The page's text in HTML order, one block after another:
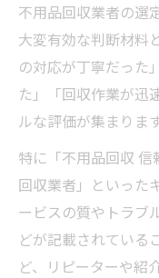
不用品回
順
不用品リ
不用品回
ド活用法
安全な不
ドで学ぶ
不用品回収業者の選
大変有効な判断材料
の対応が丁寧だった
た」「回収作業が迅
ルな評価が集まります
特に「不用品回収
回収業者」といった
ービスの質やトラブ
どが記載されている
ど、リピーターや紹